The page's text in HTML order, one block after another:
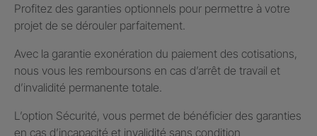
Profitez des garanties optionnels pour permettre à votre
projet de se dérouler parfaitement.
Avec la garantie exonération du paiement des cotisations,
nous vous les remboursons en cas d’arrêt de travail et
d’invalidité permanente totale.
L’option Sécurité, vous permet de bénéficier des garanties
en cas d’incapacité et invalidité sans condition